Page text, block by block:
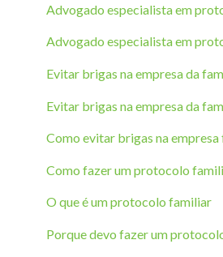
Advogado especialista em
Advogado especialista em
Evitar brigas na empresa da
Evitar brigas na empresa da
Como evitar brigas na
Como fazer um protocolo
O que é um protocolo familiar
Porque devo fazer um